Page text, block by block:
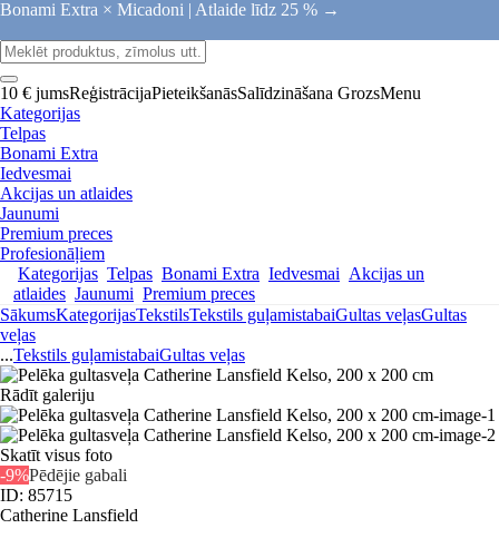
Bonami Extra × Micadoni | Atlaide līdz 25 % →
10 € jumsReģistrācijaPieteikšanāsSalīdzināšana GrozsMenu
Kategorijas
Telpas
Bonami Extra
Iedvesmai
Akcijas un atlaides
Jaunumi
Premium preces
Profesionāļiem
Kategorijas Telpas Bonami Extra Iedvesmai Akcijas un
atlaides Jaunumi Premium preces
SākumsKategorijasTekstilsTekstils guļamistabaiGultas veļasGultas
veļas
...Tekstils guļamistabaiGultas veļas
Rādīt galeriju
Skatīt visus foto
-9%Pēdējie gabali
ID: 85715
Catherine Lansfield